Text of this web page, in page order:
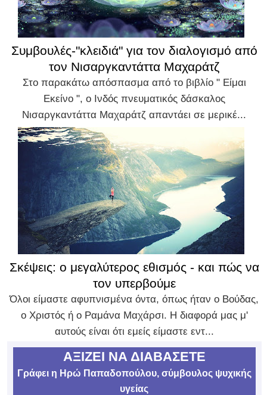
Συμβουλές-"κλειδιά" για τον διαλογισμό από
τον Νισαργκαντάττα Μαχαράτζ
Στο παρακάτω απόσπασμα από το βιβλίο " Είμαι
Εκείνο ", ο Ινδός πνευματικός δάσκαλος
Νισαργκαντάττα Μαχαράτζ απαντάει σε μερικέ...
Σκέψεις: ο μεγαλύτερος εθισμός - και πώς να
τον υπερβούμε
Όλοι είμαστε αφυπνισμένα όντα, όπως ήταν ο Βούδας,
ο Χριστός ή ο Ραμάνα Μαχάρσι. Η διαφορά μας μ'
αυτούς είναι ότι εμείς είμαστε εντ...
ΑΞΙΖΕΙ ΝΑ ΔΙΑΒΑΣΕΤΕ
Γράφει η Ηρώ Παπαδοπούλου, σύμβουλος ψυχικής
υγείας